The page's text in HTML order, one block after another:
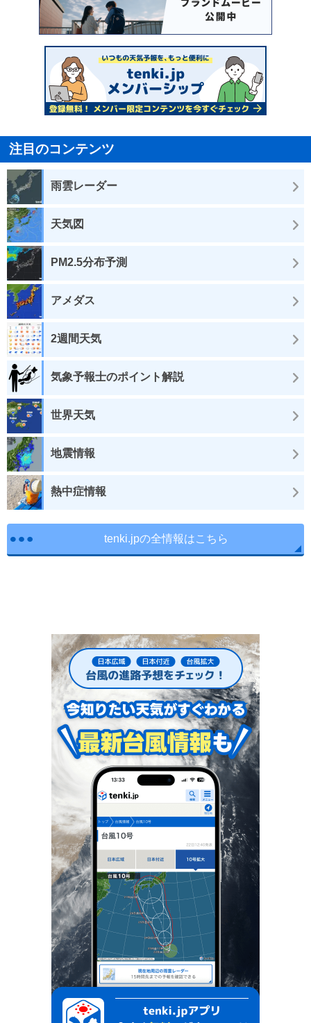
注目のコンテンツ
雨雲レーダー
天気図
PM2.5分布予測
アメダス
2週間天気
気象予報士のポイント解説
世界天気
地震情報
熱中症情報
tenki.jpの全情報はこちら